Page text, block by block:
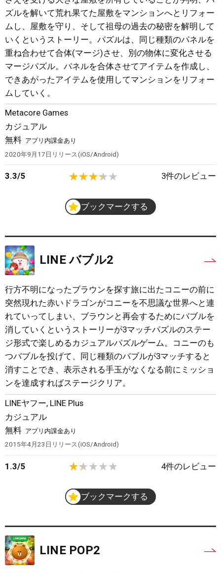
ズルを解いて荒れ果てた屋敷をマンションへとリフォー
ムし、屋敷を守り、そして祖母の過去の秘密を解明して
いくというストーリー。パズルは、同じ種類のパネルを
重ね合わせて合体(マージ)させ、別の物体に変化させる
マージパズル。パネルを合体させてアイテムを作成し、
できあがったアイテムを使用してマンションをリフォー
ムしていく。
Metacore Games
カジュアル
無料 アプリ内課金あり
2020年9月17日 リリース iOS/Android
3.3/5 3件のレビュー
ブックマークする
LINE バブル2
行方不明になったブラウンを探す旅に出たコニーの前に
突然現れた赤いドラゴンがコニーを不思議な世界へと連
れていってしまい、ブラウンと再会するためにバブルを
消していくというストーリーが3マッチパズルのステー
ジ形式で楽しめるカジュアルパズルゲーム。コニーのも
つバブルを投げて、同じ種類のバブルが3マッチすると
消すことでき、表示される手玉がなくなる前にミッショ
ンを達成すればステージクリア。
LINEヤフー, LINE Plus
カジュアル
無料 アプリ内課金あり
2015年4月23日 リリース iOS/Android
1.3/5 4件のレビュー
ブックマークする
LINE POP2